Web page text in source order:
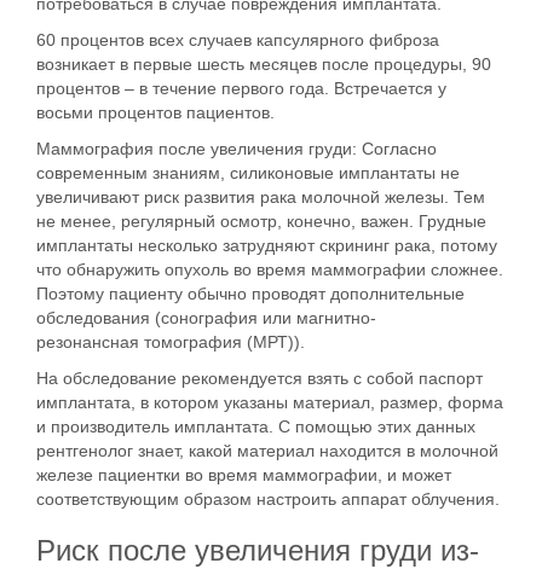
потребоваться в случае повреждения имплантата.
60 процентов всех случаев капсулярного фиброза
возникает в первые шесть месяцев после процедуры, 90
процентов – в течение первого года. Встречается у
восьми процентов пациентов.
Маммография после увеличения груди: Согласно
современным знаниям, силиконовые имплантаты не
увеличивают риск развития рака молочной железы. Тем
не менее, регулярный осмотр, конечно, важен. Грудные
имплантаты несколько затрудняют скрининг рака, потому
что обнаружить опухоль во время маммографии сложнее.
Поэтому пациенту обычно проводят дополнительные
обследования (сонография или магнитно-
резонансная томография (МРТ)).
На обследование рекомендуется взять с собой паспорт
имплантата, в котором указаны материал, размер, форма
и производитель имплантата. С помощью этих данных
рентгенолог знает, какой материал находится в молочной
железе пациентки во время маммографии, и может
соответствующим образом настроить аппарат облучения.
Риск после увеличения груди из-